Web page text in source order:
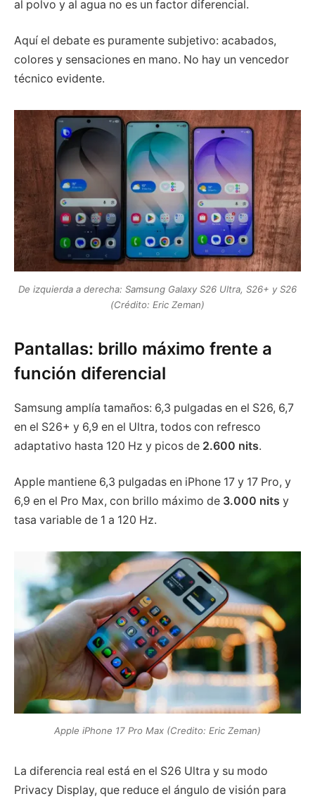
al polvo y al agua no es un factor diferencial.
Aquí el debate es puramente subjetivo: acabados,
colores y sensaciones en mano. No hay un vencedor
técnico evidente.
De izquierda a derecha: Samsung Galaxy S26 Ultra, S26+ y S26
(Crédito: Eric Zeman)
Pantallas: brillo máximo frente a
función diferencial
Samsung amplía tamaños: 6,3 pulgadas en el S26, 6,7
en el S26+ y 6,9 en el Ultra, todos con refresco
adaptativo hasta 120 Hz y picos de 2.600 nits.
Apple mantiene 6,3 pulgadas en iPhone 17 y 17 Pro, y
6,9 en el Pro Max, con brillo máximo de 3.000 nits y
tasa variable de 1 a 120 Hz.
Apple iPhone 17 Pro Max (Credito: Eric Zeman)
La diferencia real está en el S26 Ultra y su modo
Privacy Display, que reduce el ángulo de visión para